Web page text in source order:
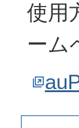
使用
ーム